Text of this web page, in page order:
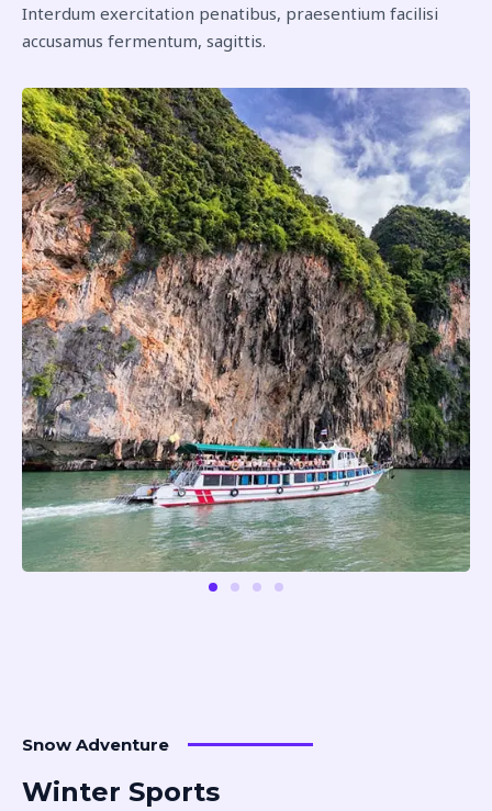
Interdum exercitation penatibus, praesentium facilisi
accusamus fermentum, sagittis.
Snow Adventure
Winter Sports